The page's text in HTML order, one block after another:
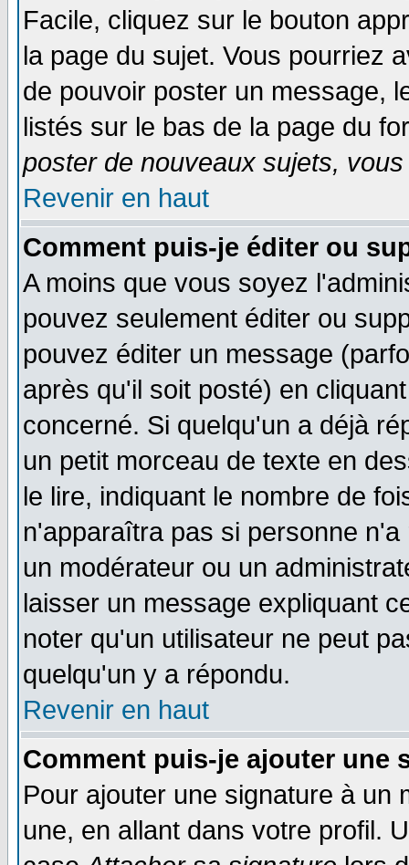
Facile, cliquez sur le bouton
la page du sujet. Vous pourriez
de pouvoir poster un message,
listés sur le bas de la page du
poster de nouveaux sujets,
Revenir en haut
Comment puis-je éditer ou
A moins que vous soyez
pouvez seulement éditer ou
pouvez éditer un message
après qu'il soit posté) en
concerné. Si quelqu'un a déjà
un petit morceau de texte en
le lire, indiquant le nombre de
n'apparaîtra pas si personne
un modérateur ou un
laisser un message expliquant
noter qu'un utilisateur ne peut
quelqu'un y a répondu.
Revenir en haut
Comment puis-je ajouter une
Pour ajouter une signature à un
une, en allant dans votre profil.